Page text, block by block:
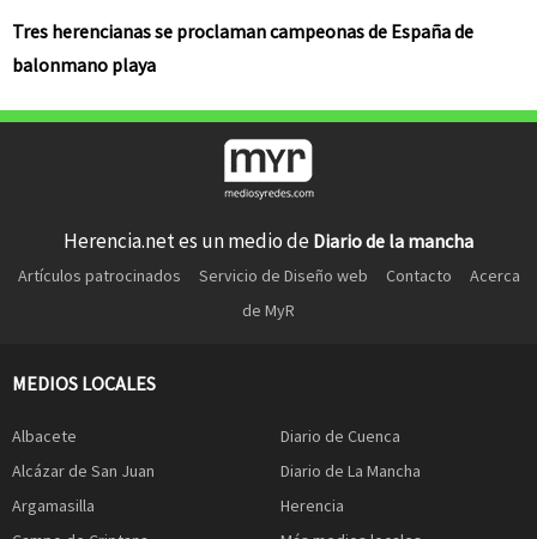
Tres herencianas se proclaman campeonas de España de
balonmano playa
Herencia.net es un medio de Diario de la mancha
Artículos patrocinados Servicio de Diseño web Contacto
Acerca
de MyR
MEDIOS LOCALES
Albacete
Alcázar de San Juan
Argamasilla
Diario de Cuenca
Diario de La Mancha
Herencia